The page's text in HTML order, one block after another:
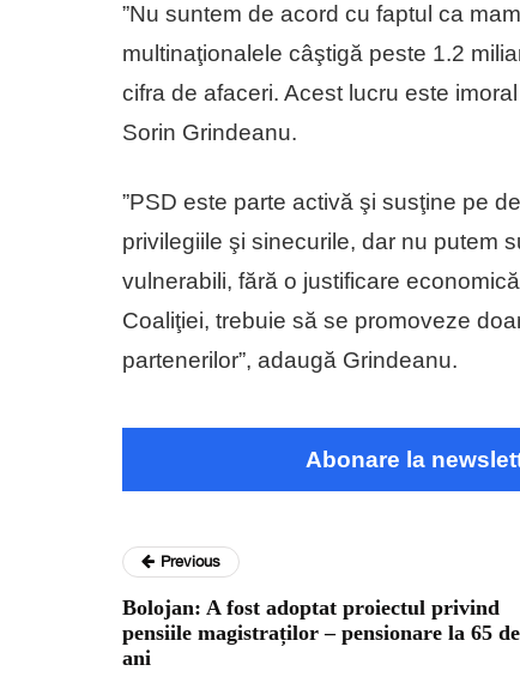
”Nu suntem de acord cu faptul ca
multinaţionalele câştigă peste 1.2
cifra de afaceri. Acest lucru este
Sorin Grindeanu.
”PSD este parte activă şi susţine pe
privilegiile şi sinecurile, dar nu putem
vulnerabili, fără o justificare
Coaliţiei, trebuie să se promoveze
partenerilor”, adaugă Grindeanu.
Abonare la
Previous
Bolojan: A fost adoptat proiectul privind
pensiile magistraților – pensionare la 65 de
ani